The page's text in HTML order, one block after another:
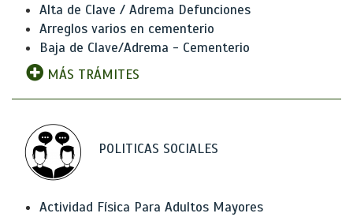
Alta de Clave / Adrema Defunciones
Arreglos varios en cementerio
Baja de Clave/Adrema - Cementerio
MÁS TRÁMITES
POLITICAS SOCIALES
Actividad Física Para Adultos Mayores